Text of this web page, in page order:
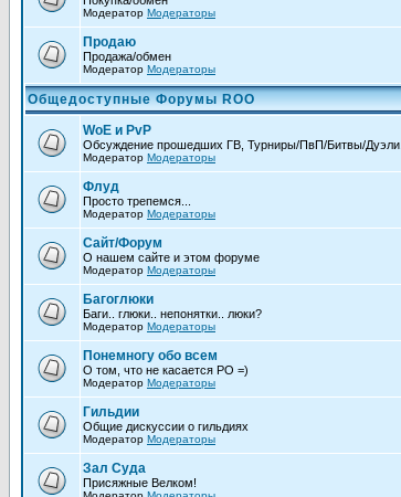
Модератор Модераторы
Продаю
Продажа/обмен
Модератор Модераторы
Общедоступные Форумы ROO
WoE и PvP
Обсуждение прошедших ГВ, Турниры/ПвП/Битвы/Дуэли.
Модератор Модераторы
Флуд
Просто трепемся...
Модератор Модераторы
Сайт/Форум
О нашем сайте и этом форуме
Модератор Модераторы
Багоглюки
Баги.. глюки.. непонятки.. люки?
Модератор Модераторы
Понемногу обо всем
О том, что не каcается РО =)
Модератор Модераторы
Гильдии
Общие дискуссии о гильдиях
Модератор Модераторы
Зал Суда
Присяжные Велком!